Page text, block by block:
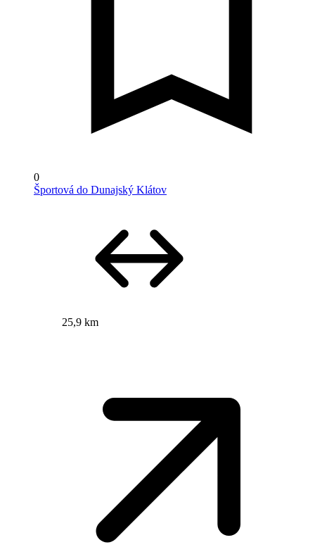
0
Športová do Dunajský Klátov
25,9 km